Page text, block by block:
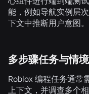
能，例如导航实例层
下文中推断用户意图。
多步骤任务与情
Roblox 编程任务通常
上下文，并调查多个